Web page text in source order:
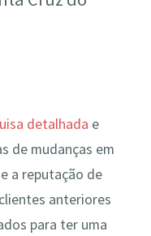
detalhada e
de mudanças em
a reputação de
anteriores
para ter uma